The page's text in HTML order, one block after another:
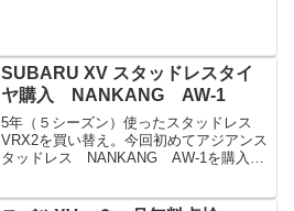
も付属。ゴムだけ...
SUBARU XV スタッドレスタイ
ヤ購入 NANKANG AW-1
5年（５シーズン）使ったスタッドレス
VRX2を買い替え。今回初めてアジアンス
タッドレス NANKANG AW-1を購入。